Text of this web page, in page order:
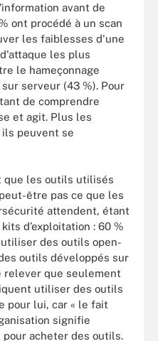
avant de
ont procédé à un scan
les faiblesses d'une
les plus
le hameçonnage
serveur (43 %). Pour
de comprendre
et agit. Plus les
peuvent se
que les outils utilisés
être pas ce que les
attendent, étant
d’exploitation : 60 %
des outils open-
outils développés sur
relever que seulement
utiliser des outils
pour lui, car « le fait
signifie
acheter des outils.